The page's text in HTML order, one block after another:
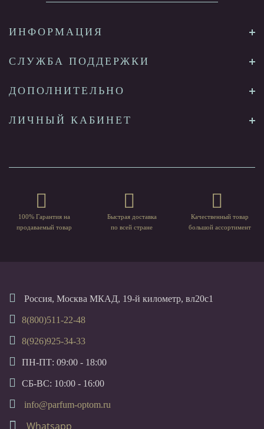
ИНФОРМАЦИЯ
СЛУЖБА ПОДДЕРЖКИ
ДОПОЛНИТЕЛЬНО
ЛИЧНЫЙ КАБИНЕТ
100% Гарантия на
продаваемый товар
Быстрая доставка
по всей стране
Качественный товар
большой ассортимент
Россия, Москва МКАД, 19-й километр, вл20с1
8(800)511-22-48
8(926)925-34-33
ПН-ПТ: 09:00 - 18:00
СБ-ВС: 10:00 - 16:00
info@parfum-optom.ru
Whatsapp